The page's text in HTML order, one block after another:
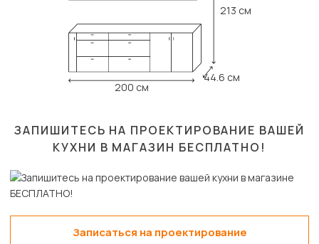
200 см
213 см
44.6 см
ЗАПИШИТЕСЬ НА ПРОЕКТИРОВАНИЕ ВАШЕЙ
КУХНИ В МАГАЗИН БЕСПЛАТНО!
Записаться на проектирование